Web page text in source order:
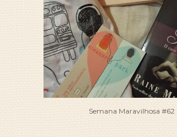
Semana Maravilhosa #62